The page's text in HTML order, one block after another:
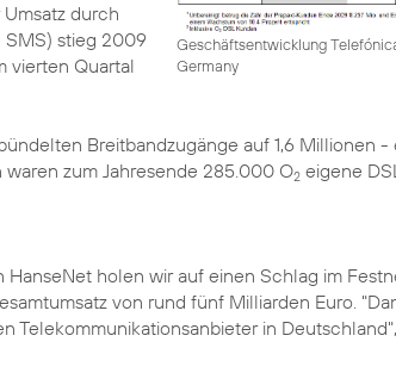
Geschäftsentwicklung
Germany
durch
SMS) stieg 2009
vierten Quartal
Breitbandzugänge auf 1,6 Millionen -
zum Jahresende 285.000 O2 eigene
HanseNet holen wir auf einen Schlag im
von rund fünf Milliarden Euro.
Telekommunikationsanbieter in